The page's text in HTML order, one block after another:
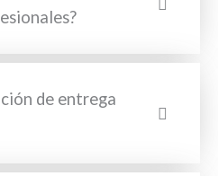
de entrega